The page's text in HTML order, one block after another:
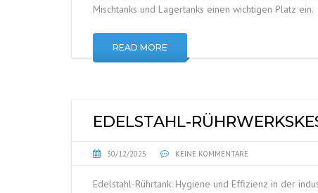
Mischtanks und Lagertanks einen wichtigen Platz ein.
READ MORE
EDELSTAHL-
30/12/2025 KEINE KOMMENTARE
Edelstahl-Rührtank: Hygiene und Effizienz in der